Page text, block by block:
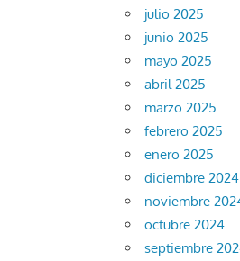
julio 2025
junio 2025
mayo 2025
abril 2025
marzo 2025
febrero 2025
enero 2025
diciembre 2024
noviembre
octubre 2024
septiembre